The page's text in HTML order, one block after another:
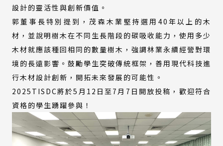
設計的靈活性與創新價值。
郭董事長特別提到，茂森木業堅持選用40年以上的木
材，並說明樹木在不同生長階段的碳吸收能力，使用多少
木材就應該種回相同的數量樹木，強調林業永續經營對環
境的長遠影響。鼓勵學生突破傳統框架，善用現代科技進
行木材設計創新，開拓未來發展的可能性。
2025TISDC將於5月12日至7月7日開放投稿，歡迎符合
資格的學生踴躍參與！